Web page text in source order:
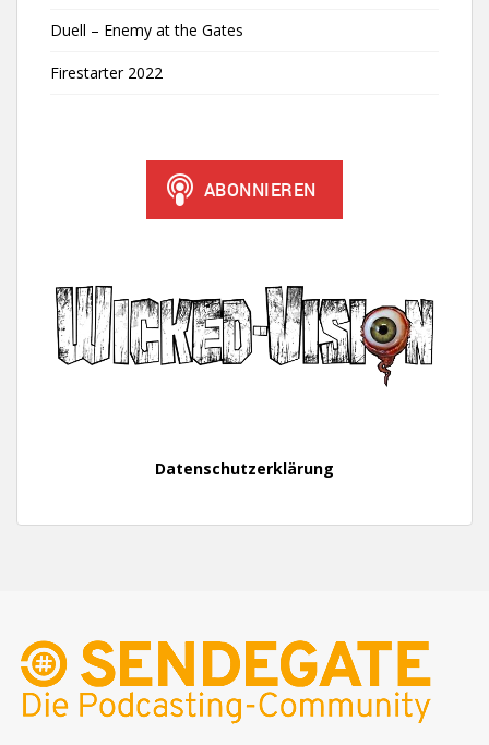
Duell – Enemy at the Gates
Firestarter 2022
Datenschutzerklärung